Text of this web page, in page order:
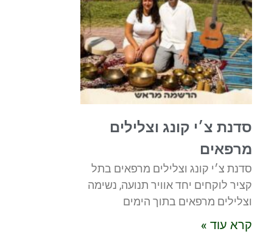
סדנת צ׳י קונג וצלילים
מרפאים
סדנת צ׳י קונג וצלילים מרפאים בתל
קציר לוקחים יחד אוויר תנועה, נשימה
וצלילים מרפאים בתוך הימים
קרא עוד »